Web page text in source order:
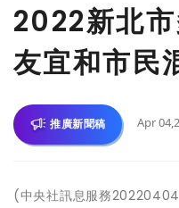
2022新北
友宜和市民
推廣新聞稿 Apr
(中央社訊息服務